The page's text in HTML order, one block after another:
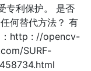
专利保护。 是否
何替代方法？ 有
：http : //opencv-
SURF-